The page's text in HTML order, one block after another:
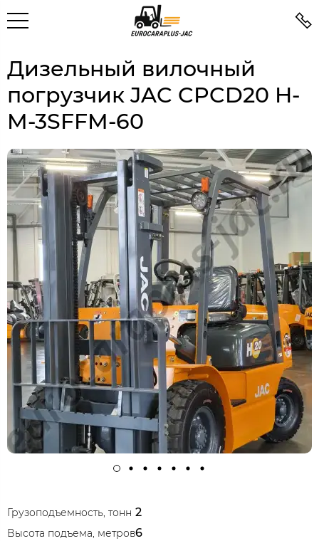
Дизельный вилочный
погрузчик JAC CPCD20 H-
M-3SFFM-60
Грузоподъемность, тонн 2
Высота подъема, метров6